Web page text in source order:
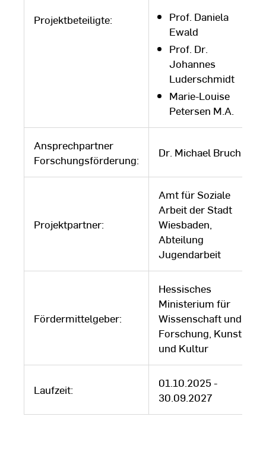
Projektbeteiligte:
Prof. Daniela
Ewald
Prof. Dr.
Johannes
Luderschmidt
Marie-Louise
Petersen M.A.
Ansprechpartner
Forschungsförderung:
Dr. Michael Bruch
Projektpartner:
Amt für Soziale
Arbeit der Stadt
Wiesbaden,
Abteilung
Jugendarbeit
Fördermittelgeber:
Hessisches
Ministerium für
Wissenschaft und
Forschung, Kunst
und Kultur
Laufzeit:
01.10.2025 -
30.09.2027